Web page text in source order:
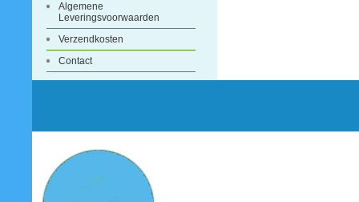
Algemene
Leveringsvoorwaarden
Verzendkosten
Contact